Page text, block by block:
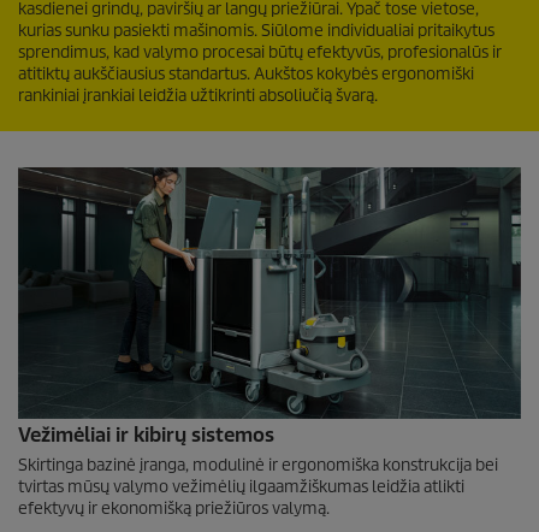
kasdienei grindų, paviršių ar langų priežiūrai. Ypač tose vietose,
kurias sunku pasiekti mašinomis. Siūlome individualiai pritaikytus
sprendimus, kad valymo procesai būtų efektyvūs, profesionalūs ir
atitiktų aukščiausius standartus. Aukštos kokybės ergonomiški
rankiniai įrankiai leidžia užtikrinti absoliučią švarą.
Vežimėliai ir kibirų sistemos
Skirtinga bazinė įranga, modulinė ir ergonomiška konstrukcija bei
tvirtas mūsų valymo vežimėlių ilgaamžiškumas leidžia atlikti
efektyvų ir ekonomišką priežiūros valymą.